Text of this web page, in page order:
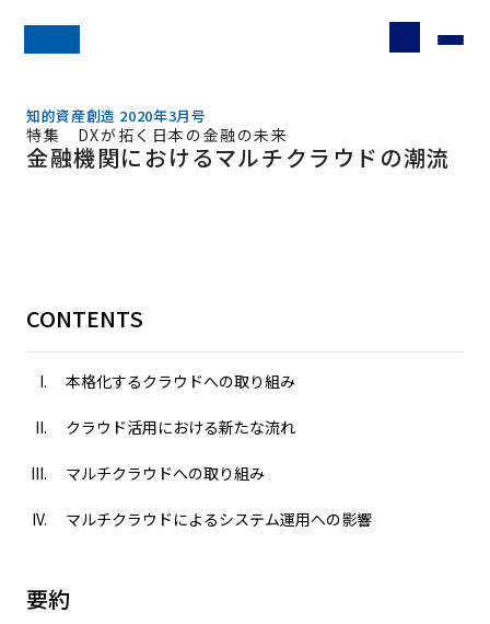
知的資産創造 2020年3月号
特集 DXが拓く日本の金融の未来
金融機関におけるマルチクラウドの潮流
CONTENTS
本格化するクラウドへの取り組み
クラウド活用における新たな流れ
マルチクラウドへの取り組み
マルチクラウドによるシステム運用への影響
要約